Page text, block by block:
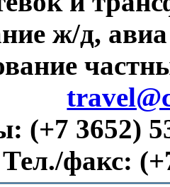
ж/д,
(+7 3652)
Тел./факс: